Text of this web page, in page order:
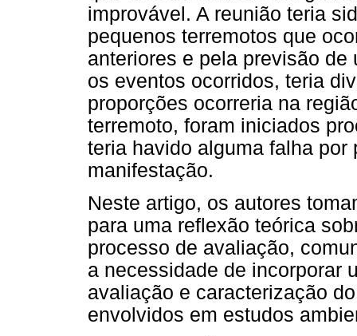
improvável. A reunião teria
pequenos terremotos que
anteriores e pela previsão
os eventos ocorridos, teria
proporções ocorreria na
terremoto, foram iniciados
teria havido alguma falha por
manifestação.
Neste artigo, os autores
para uma reflexão teórica
processo de avaliação,
a necessidade de incorporar
avaliação e caracterização
envolvidos em estudos